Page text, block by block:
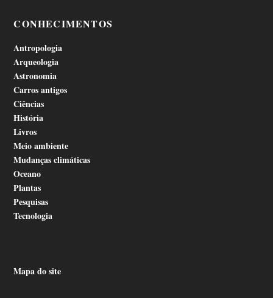
CONHECIMENTOS
Antropologia
Arqueologia
Astronomia
Carros antigos
Ciências
História
Livros
Meio ambiente
Mudanças climáticas
Oceano
Plantas
Pesquisas
Tecnologia
Mapa do site